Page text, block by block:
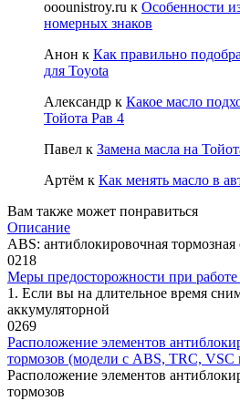
ooounistroy.ru к Особенности
номерных знаков
Анон к Как правильно
для Toyota
Александр к Какое масло
Тойота Рав 4
Павел к Замена масла на
Артём к Как менять масло в
Вам также может понравиться
Описание
ABS: антиблокировочная тормозная
0218
Меры предосторожности при
1. Если вы на длительное время
аккумуляторной
0269
Расположение элементов
тормозов (модели с ABS, TRC,
Расположение элементов
тормозов